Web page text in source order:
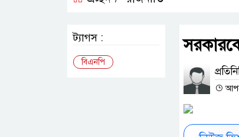
ট্যাগস :
বিএনপি